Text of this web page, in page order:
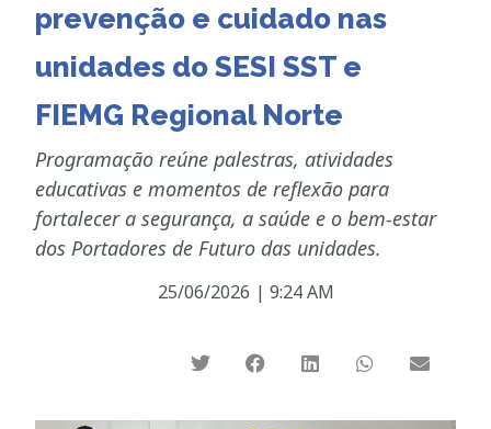
prevenção e cuidado nas
unidades do SESI SST e
FIEMG Regional Norte
Programação reúne palestras, atividades
educativas e momentos de reflexão para
fortalecer a segurança, a saúde e o bem-estar
dos Portadores de Futuro das unidades.
25/06/2026 | 9:24 AM